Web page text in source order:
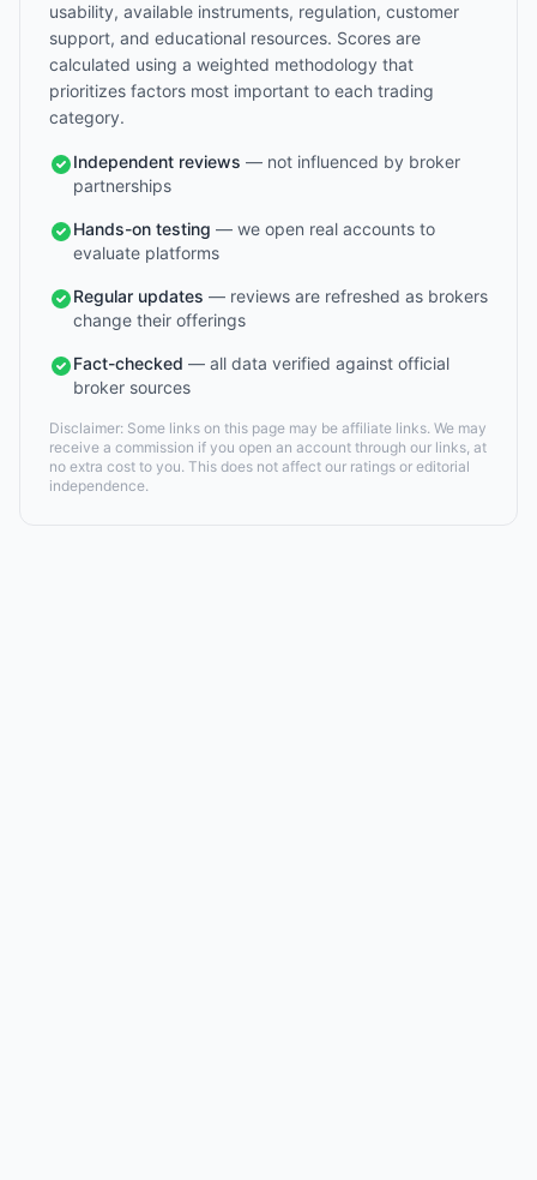
usability, available instruments, regulation, customer
support, and educational resources. Scores are
calculated using a weighted methodology that
prioritizes factors most important to each trading
category.
Independent reviews — not influenced by broker
partnerships
Hands-on testing — we open real accounts to
evaluate platforms
Regular updates — reviews are refreshed as brokers
change their offerings
Fact-checked — all data verified against official
broker sources
Disclaimer: Some links on this page may be affiliate links. We may
receive a commission if you open an account through our links, at
no extra cost to you. This does not affect our ratings or editorial
independence.